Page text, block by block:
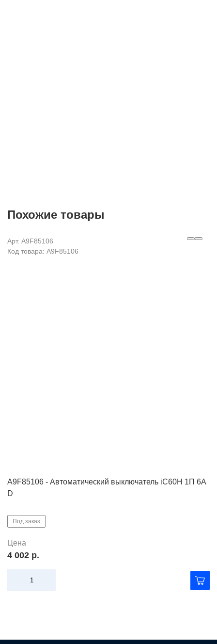
Похожие товары
Арт. A9F85106
Код товара: A9F85106
A9F85106 - Автоматический выключатель iC60H 1П 6A
D
Под заказ
Цена
4 002 р.